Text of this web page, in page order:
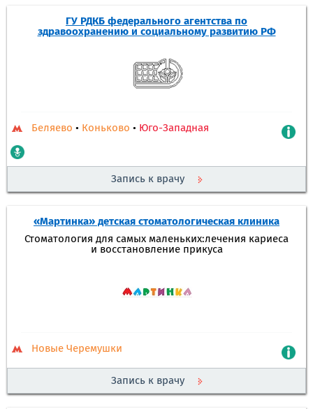
ГУ РДКБ федерального агентства по
здравоохранению и социальному развитию РФ
Беляево • Коньково • Юго-Западная
Запись к врачу
«Мартинка» детская стоматологическая клиника
Стоматология для самых маленьких:лечения кариеса
и восстановление прикуса
Новые Черемушки
Запись к врачу